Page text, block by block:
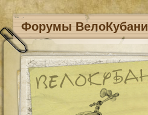
Форумы ВелоКубани